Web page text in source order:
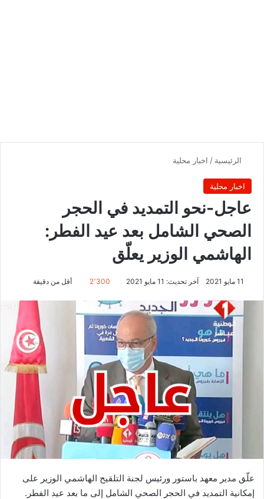
الرئيسية / اخبار محلية
اخبار محلية
عاجل-نحو التمديد في الحجر
الصحي الشامل بعد عيد الفطر:
الهاشمي الوزير يعلّق
11 مايو 2021 آخر تحديث: 11 مايو 2021 2٬300 أقل من دقيقة
علّق مدير معهد باستور ورئيس لجنة التلقيح الهاشمي الوزير على
إمكانية التمديد في الحجر الصحي الشامل إلى ما بعد عيد الفطر.